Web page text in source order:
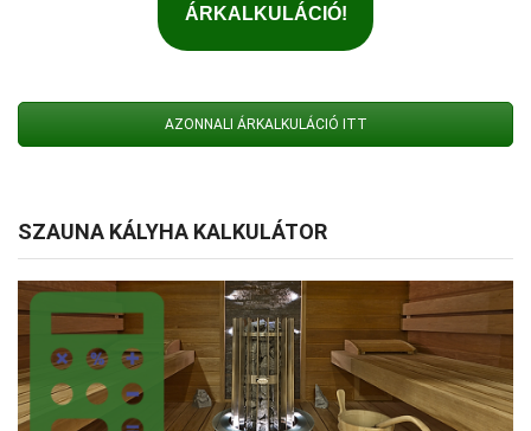
AZONNALI ÁRKALKULÁCIÓ ITT
SZAUNA KÁLYHA KALKULÁTOR